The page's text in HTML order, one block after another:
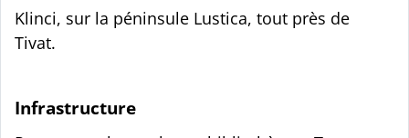
Klinci, sur la péninsule Lustica, tout près de
Tivat.
Infrastructure